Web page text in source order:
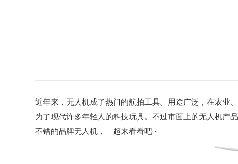
近年来，无人机成了热门的航拍工具。用途广泛，在农业
为了现代许多年轻人的科技玩具。不过市面上的无人机产
不错的品牌无人机，一起来看看吧~